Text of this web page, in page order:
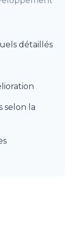
détaillés
selon la